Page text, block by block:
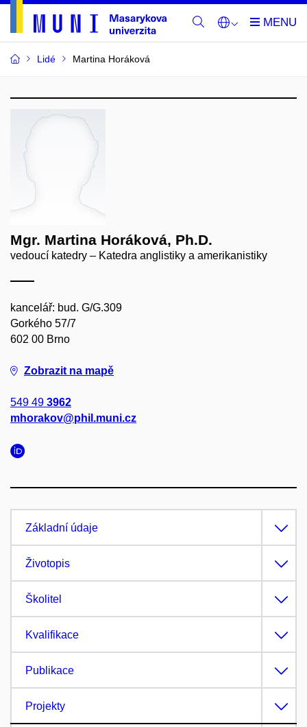
Lidé Martina Horáková
Mgr. Martina Horáková, Ph.D.
vedoucí katedry – Katedra anglistiky a amerikanistiky
kancelář: bud. G/G.309
Gorkého 57/7
602 00 Brno
Zobrazit na mapě
549 49 3962
mhorakov@phil.muni.cz
Základní údaje
Životopis
Školitel
Kvalifikace
Publikace
Projekty